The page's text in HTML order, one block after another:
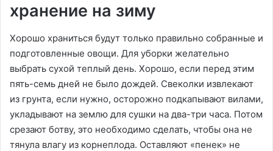
хранение на зиму
Хорошо храниться будут только правильно собранные и
подготовленные овощи. Для уборки желательно
выбрать сухой теплый день. Хорошо, если перед этим
пять-семь дней не было дождей. Свеколки извлекают
из грунта, если нужно, осторожно подкапывают вилами,
укладывают на землю для сушки на два-три часа. Потом
срезают ботву, это необходимо сделать, чтобы она не
тянула влагу из корнеплода. Оставляют «пенек» не